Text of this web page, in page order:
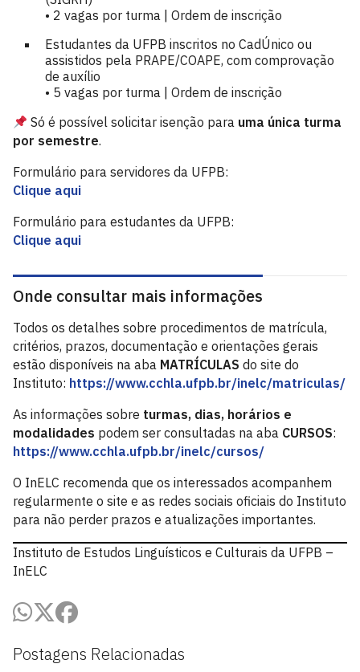
Postagens Relacionadas
• 2 vagas por turma | Ordem de inscrição
Estudantes da UFPB inscritos no CadÚnico ou
assistidos pela PRAPE/COAPE, com comprovação
de auxílio
• 5 vagas por turma | Ordem de inscrição
Só é possível solicitar isenção para uma única turma
por semestre.
Formulário para servidores da UFPB:
Clique aqui
Formulário para estudantes da UFPB:
Clique aqui
Onde consultar mais informações
Todos os detalhes sobre procedimentos de matrícula,
critérios, prazos, documentação e orientações gerais
estão disponíveis na aba MATRÍCULAS do site do
Instituto: https://www.cchla.ufpb.br/inelc/matriculas/
As informações sobre turmas, dias, horários e
modalidades podem ser consultadas na aba CURSOS:
https://www.cchla.ufpb.br/inelc/cursos/
O InELC recomenda que os interessados acompanhem
regularmente o site e as redes sociais oficiais do Instituto
para não perder prazos e atualizações importantes.
Instituto de Estudos Linguísticos e Culturais da UFPB –
InELC